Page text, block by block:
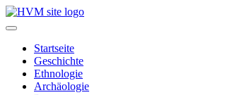
Startseite
Geschichte
Ethnologie
Archäologie